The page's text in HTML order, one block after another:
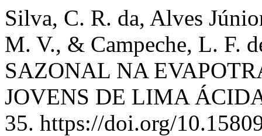
Silva, C. R. da, Alves
M. V., & Campeche, L. F.
SAZONAL NA
JOVENS DE LIMA
35. https://doi.org/